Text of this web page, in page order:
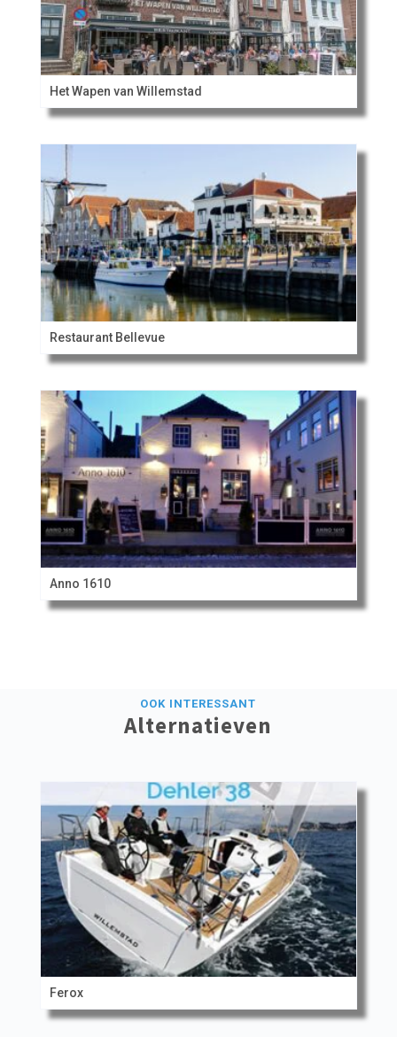
Het Wapen van Willemstad
Restaurant Bellevue
Anno 1610
OOK INTERESSANT
Alternatieven
Ferox